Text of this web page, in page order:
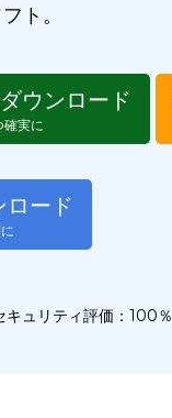
ト。
ウンロード
実に
ード
キュリティ評価：100％